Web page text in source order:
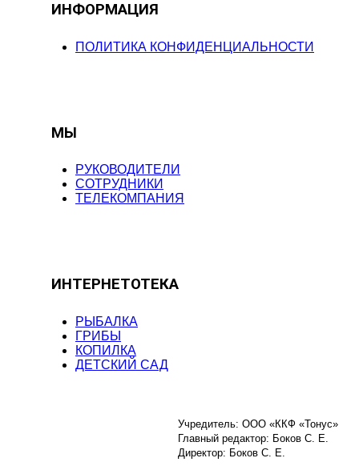
ИНФОРМАЦИЯ
ПОЛИТИКА КОНФИДЕНЦИАЛЬНОСТИ
МЫ
РУКОВОДИТЕЛИ
СОТРУДНИКИ
ТЕЛЕКОМПАНИЯ
ИНТЕРНЕТОТЕКА
РЫБАЛКА
ГРИБЫ
КОПИЛКА
ДЕТСКИЙ САД
Учредитель: ООО «ККФ «Тонус»
Главный редактор: Боков С. Е.
Директор: Боков С. Е.